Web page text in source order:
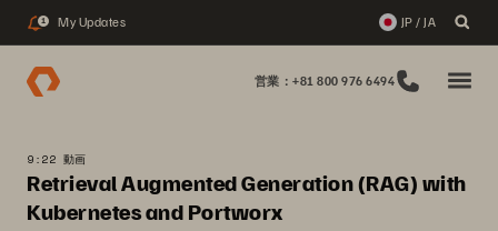
1 My Updates JP / JA
営業：+81 800 976 6494
9:22 動画
Retrieval Augmented Generation (RAG) with
Kubernetes and Portworx